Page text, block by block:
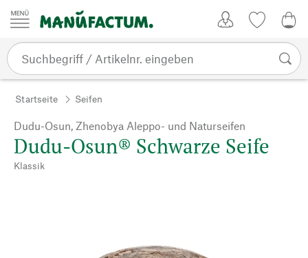
Zum Inhalt springen
Startseite Seifen
Dudu-Osun, Zhenobya Aleppo- und Naturseifen
Dudu-Osun® Schwarze Seife
Klassik